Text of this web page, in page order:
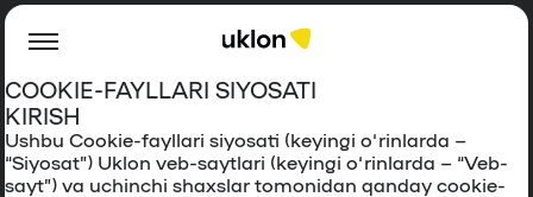
COOKIE-FAYLLARI SIYOSATI
KIRISH
Ushbu Cookie-fayllari siyosati (keyingi o‘rinlarda –
“Siyosat”) Uklon veb-saytlari (keyingi o‘rinlarda – “Veb-
sayt”) va uchinchi shaxslar tomonidan qanday cookie-